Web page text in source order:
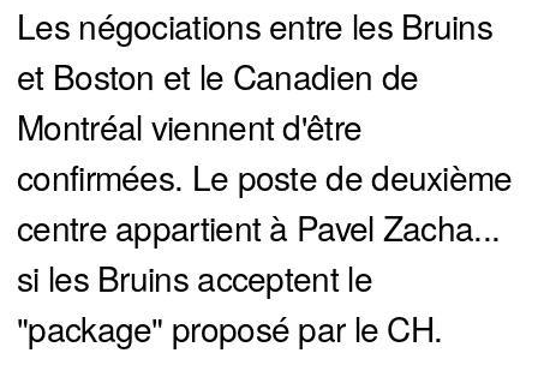
Les négociations entre les Bruins
et Boston et le Canadien de
Montréal viennent d'être
confirmées. Le poste de deuxième
centre appartient à Pavel Zacha...
si les Bruins acceptent le
"package" proposé par le CH.